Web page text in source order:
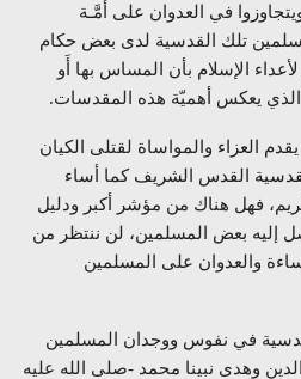
في العدوان على أُمَّـة
تلك القدسية لدى بعض حكام
الإسلام بأن المساس بها أَو
الذي يعكس أهميّة هذه المقدسات.
العزاء والمواساة لقتلى الكيان
القدس الشريف كما أساء
فهل هناك من مؤشر أكبر ودليل
إليه بعض المسلمين، لن ننتظر من
والعدوان على المسلمين
في نفوس ووجدان المسلمين
وهدى نبينا محمد -صلى الله عليه